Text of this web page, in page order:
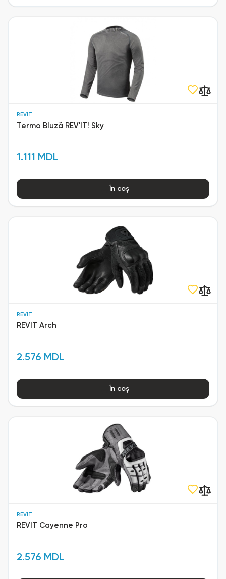
REVIT
Termo Bluză REV'IT! Sky
1.111 MDL
În coș
REVIT
REVIT Arch
2.576 MDL
În coș
REVIT
REVIT Cayenne Pro
2.576 MDL